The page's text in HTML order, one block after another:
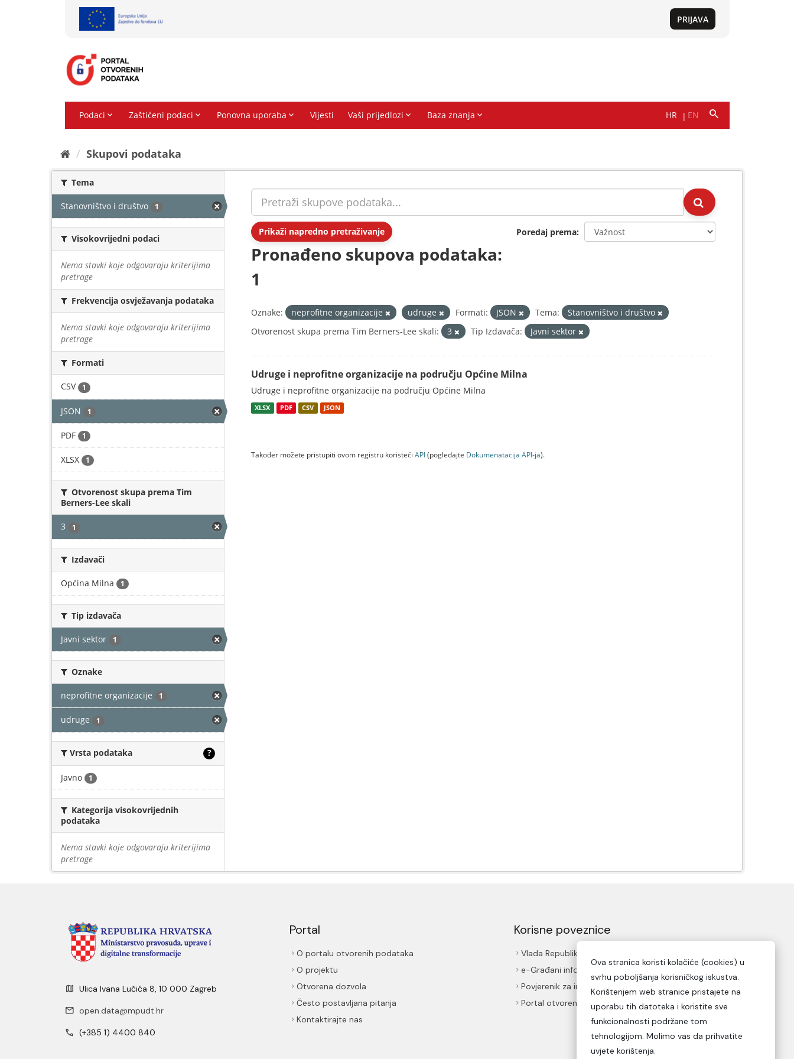
Skupovi podаtаkа
Tema
Stanovništvo i društvo 1
Visokovrijedni podaci
Nema stavki koje odgovaraju kriterijima
pretrage
Frekvencija osvježavanja podataka
Nema stavki koje odgovaraju kriterijima
pretrage
Formati
CSV 1
JSON 1
PDF 1
XLSX 1
Otvorenost skupa prema Tim
Berners-Lee skali
3 1
Izdavači
Općina Milna 1
Tip izdavača
Javni sektor 1
Oznake
neprofitne organizacije 1
udruge 1
Vrsta podataka ?
Javno 1
Kategorija visokovrijednih
podataka
Nema stavki koje odgovaraju kriterijima
pretrage
Prikaži napredno pretraživanje Poredaj prema
Pronađeno skupova podataka:
1
Oznake: neprofitne organizacije udruge Formati: JSON Tema:
Stanovništvo i društvo
Otvorenost skupa prema Tim Berners-Lee skali:
3 Tip Izdavača: Javni sektor
Udruge i neprofitne organizacije na području Općine Milna
Udruge i neprofitne organizacije na području Općine Milna
XLSX PDF CSV JSON
Također možete pristupiti ovom registru koristeći API(pogledajte Dokumenаtаcijа API-jа).